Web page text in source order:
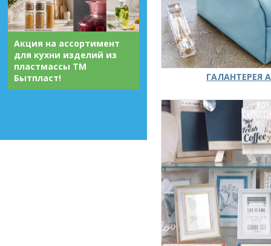
Акция на ассортимент
для кухни изделий из
пластмассы ТМ
Бытпласт!
ГАЛАНТЕРЕЯ